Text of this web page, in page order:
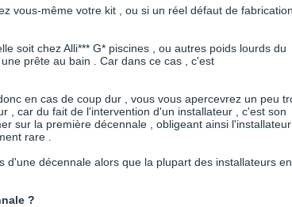
vous-même votre kit , ou si un réel défaut de fabrication
soit chez Alli*** G* piscines , ou autres poids lourds du
prête au bain . Car dans ce cas , c'est
en cas de coup dur , vous vous apercevrez un peu
, car du fait de l'intervention d'un installateur , c'est son
sur la première décennale , obligeant ainsi
rare .
d'une décennale alors que la plupart des installateurs en
?